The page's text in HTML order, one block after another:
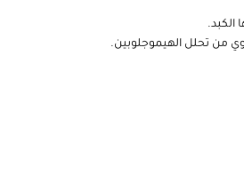
الكبد.
من تحلل الهيموجلوبين.